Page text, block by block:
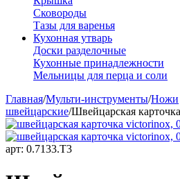
Сковороды
Тазы для варенья
Кухонная утварь
Доски разделочные
Кухонные принадлежности
Мельницы для перца и соли
Главная/Мульти-инструменты/Ножи
швейцарские/Швейцарская
арт: 0.7133.T3